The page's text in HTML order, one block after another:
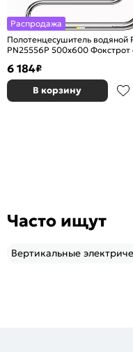
Распродажа
Полотенцесушитель водяной
PN25556P 500x600 Фокстрот
6 184₽
В корзину
Часто ищут
Вертикальные